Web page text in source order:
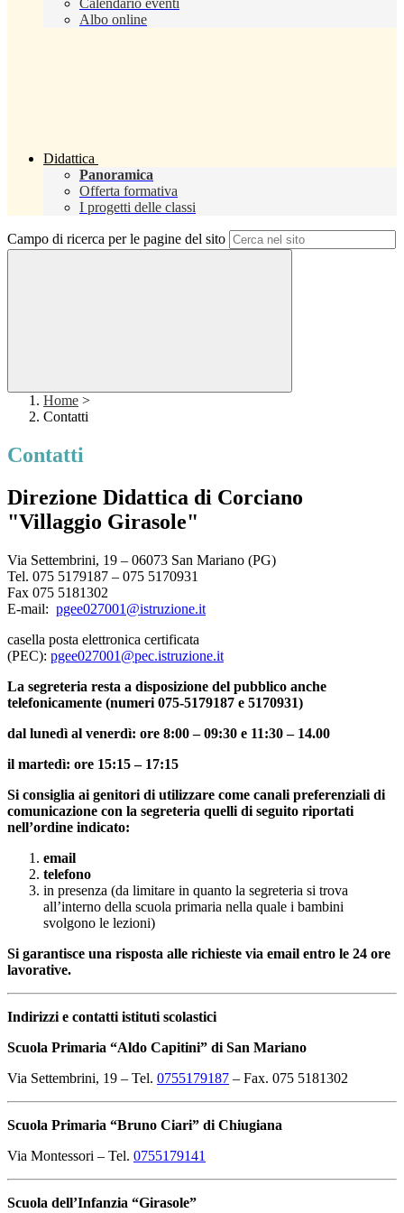
Calendario eventi
Albo online
Didattica
Panoramica
Offerta formativa
I progetti delle classi
Campo di ricerca per le pagine del sito
Home >
Contatti
Contatti
Direzione Didattica di Corciano
"Villaggio Girasole"
Via Settembrini, 19 – 06073 San Mariano (PG)
Tel. 075 5179187 – 075 5170931
Fax 075 5181302
E-mail: pgee027001@istruzione.it
casella posta elettronica certificata
(PEC): pgee027001@pec.istruzione.it
La segreteria resta a disposizione del pubblico anche
telefonicamente (numeri 075-5179187 e 5170931)
dal lunedì al venerdì: ore 8:00 – 09:30 e 11:30 – 14.00
il martedì: ore 15:15 – 17:15
Si consiglia ai genitori di utilizzare come canali preferenziali di
comunicazione con la segreteria quelli di seguito riportati
nell’ordine indicato:
email
telefono
in presenza (da limitare in quanto la segreteria si trova
all’interno della scuola primaria nella quale i bambini
svolgono le lezioni)
Si garantisce una risposta alle richieste via email entro le 24 ore
lavorative.
Indirizzi e contatti istituti scolastici
Scuola Primaria “Aldo Capitini” di San Mariano
Via Settembrini, 19 – Tel. 0755179187 – Fax. 075 5181302
Scuola Primaria “Bruno Ciari” di Chiugiana
Via Montessori – Tel. 0755179141
Scuola dell’Infanzia “Girasole”